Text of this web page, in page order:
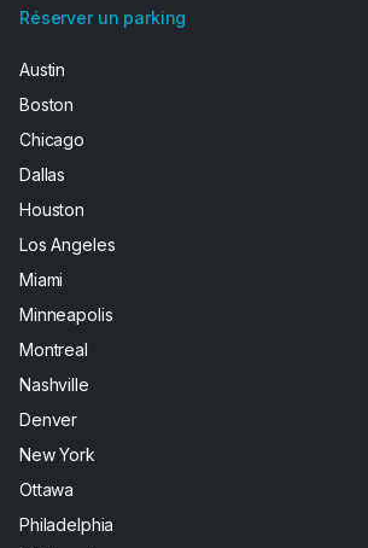
Réserver un parking
Austin
Boston
Chicago
Dallas
Houston
Los Angeles
Miami
Minneapolis
Montreal
Nashville
Denver
New York
Ottawa
Philadelphia